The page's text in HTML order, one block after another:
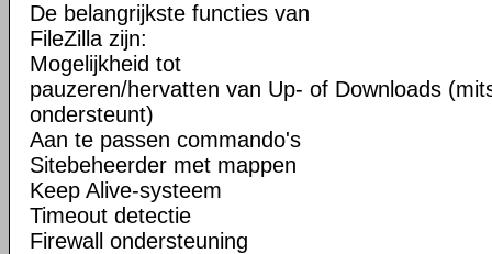
De belangrijkste functies van
FileZilla zijn:
Mogelijkheid tot
pauzeren/hervatten van Up- of Downloads
ondersteunt)
Aan te passen commando's
Sitebeheerder met mappen
Keep Alive-systeem
Timeout detectie
Firewall ondersteuning